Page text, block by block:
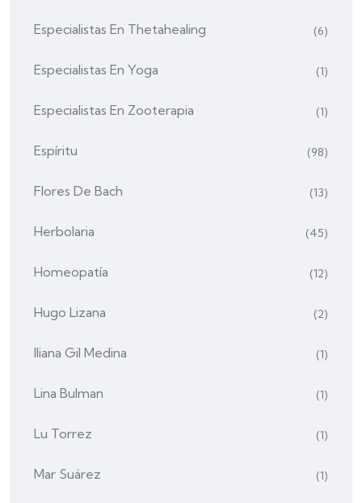
Especialistas En Thetahealing (6)
Especialistas En Yoga (1)
Especialistas En Zooterapia (1)
Espíritu (98)
Flores De Bach (13)
Herbolaria (45)
Homeopatía (12)
Hugo Lizana (2)
Iliana Gil Medina (1)
Lina Bulman (1)
Lu Torrez (1)
Mar Suárez (1)